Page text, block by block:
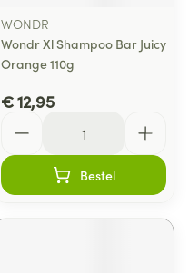
WONDR
Wondr Xl Shampoo Bar Juicy
Orange 110g
€ 12,95
Bestel